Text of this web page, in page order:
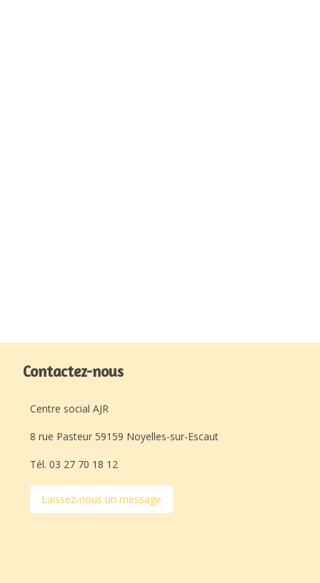
Contactez-nous
Centre social AJR
8 rue Pasteur 59159 Noyelles-sur-Escaut
Tél. 03 27 70 18 12
Laissez-nous un message